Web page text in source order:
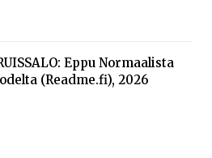
Eppu Normaalista
(Readme.fi), 2026